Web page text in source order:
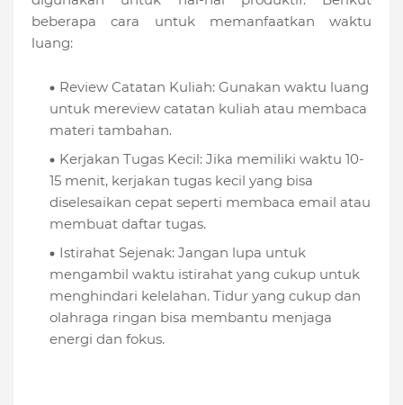
beberapa cara untuk memanfaatkan waktu
luang:
Review Catatan Kuliah: Gunakan waktu luang
untuk mereview catatan kuliah atau membaca
materi tambahan.
Kerjakan Tugas Kecil: Jika memiliki waktu 10-
15 menit, kerjakan tugas kecil yang bisa
diselesaikan cepat seperti membaca email atau
membuat daftar tugas.
Istirahat Sejenak: Jangan lupa untuk
mengambil waktu istirahat yang cukup untuk
menghindari kelelahan. Tidur yang cukup dan
olahraga ringan bisa membantu menjaga
energi dan fokus.